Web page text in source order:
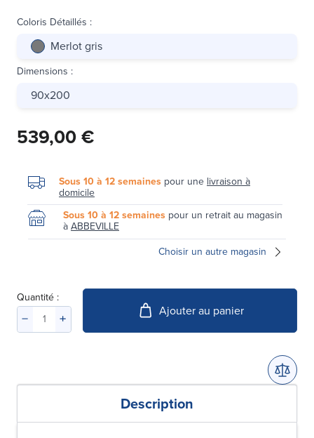
Coloris Détaillés :
Merlot gris
Dimensions :
90x200
539,00 €
Sous 10 à 12 semaines pour une livraison à
domicile
Sous 10 à 12 semaines pour un retrait au magasin
àABBEVILLE
Choisir un autre magasin
Quantité :
Ajouter au panier
Description